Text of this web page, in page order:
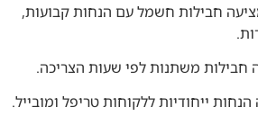
חבילות חשמל עם הנחות קבועות,
חבילות משתנות לפי שעות הצריכה.
ייחודיות ללקוחות טריפל ומובייל.